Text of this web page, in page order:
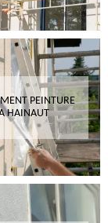
PEINTURE
HAINAUT